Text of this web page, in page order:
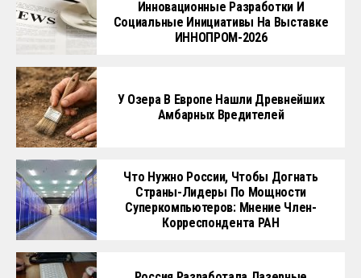
Инновационные Разработки И
Социальные Инициативы На Выставке
ИННОПРОМ-2026
У Озера В Европе Нашли Древнейших
Амбарных Вредителей
Что Нужно России, Чтобы Догнать
Страны-Лидеры По Мощности
Суперкомпьютеров: Мнение Член-
Корреспондента РАН